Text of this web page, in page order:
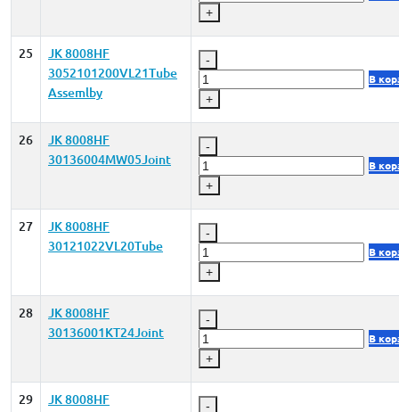
+
25
JK 8008HF
3052101200VL21Tube
Assemlby
-
+
В
26
JK 8008HF
30136004MW05Joint
-
+
В
27
JK 8008HF
30121022VL20Tube
-
+
В
28
JK 8008HF
30136001KT24Joint
-
+
В
29
JK 8008HF
-